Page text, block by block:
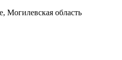
Могилевская область